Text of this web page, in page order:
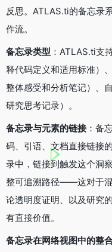
反思。ATLAS.ti的备忘录
作流。
备忘录类型 ：ATLAS.ti支
释代码定义和适用标准）
整体感受和分析笔记）、
研究思考记录）。
备忘录与元素的链接：备
码、引语、文档直接链接
录中，链接到触发这个洞
整可追溯路径——这对于
论透明度证明、以及研究
有直接价值。
备忘录在网络视图中的整